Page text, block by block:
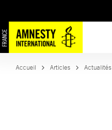
au
contenu
Accueil Articles Actualités